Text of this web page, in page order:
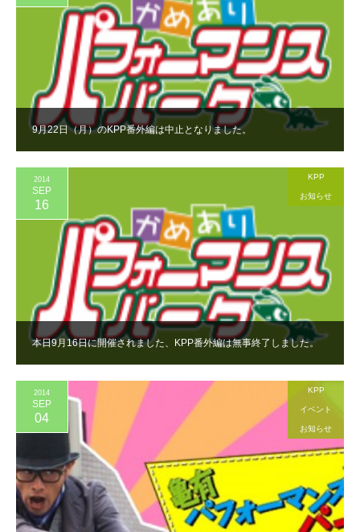
9月22日（月）のKPP番外編は中止となりました。
本日9月16日に開催されました、KPP番外編は無事終了しました。
2014
SEP
16
KPP
お知らせ
2014
SEP
04
KPP
イベント
お知らせ